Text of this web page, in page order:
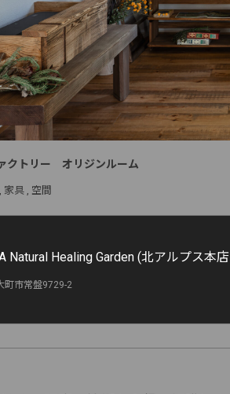
クトリー オリジンルーム
家具 空間
Natural Healing Garden (北アルプス本
町市常盤9729-2